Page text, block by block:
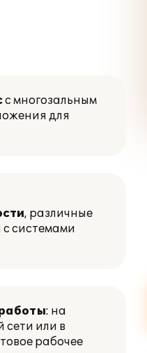
с многозальным
для
, различные
системами
: на
сети или в
рабочее